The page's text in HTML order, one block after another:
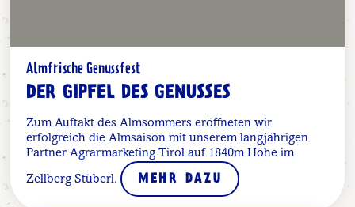
Almfrische Genussfest
DER GIPFEL DES GENUSSES
Zum Auftakt des Almsommers eröffneten wir
erfolgreich die Almsaison mit unserem langjährigen
Partner Agrarmarketing Tirol auf 1840m Höhe im
Zellberg Stüberl. MEHR DAZU